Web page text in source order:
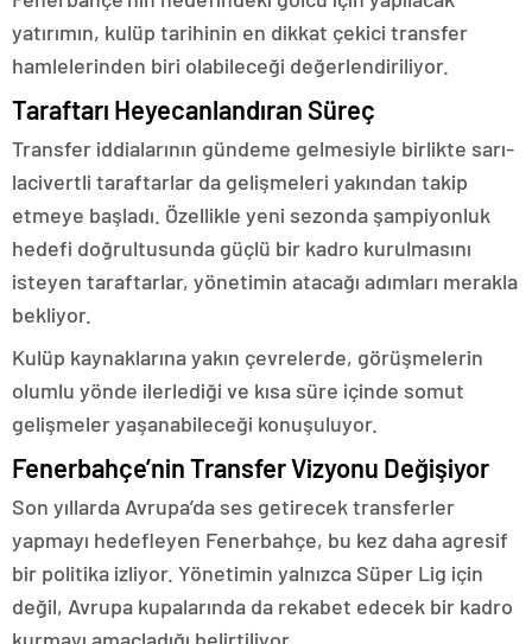
yatırımın, kulüp tarihinin en dikkat çekici transfer
hamlelerinden biri olabileceği değerlendiriliyor.
Taraftarı Heyecanlandıran Süreç
Transfer iddialarının gündeme gelmesiyle birlikte sarı-
lacivertli taraftarlar da gelişmeleri yakından takip
etmeye başladı. Özellikle yeni sezonda şampiyonluk
hedefi doğrultusunda güçlü bir kadro kurulmasını
isteyen taraftarlar, yönetimin atacağı adımları merakla
bekliyor.
Kulüp kaynaklarına yakın çevrelerde, görüşmelerin
olumlu yönde ilerlediği ve kısa süre içinde somut
gelişmeler yaşanabileceği konuşuluyor.
Fenerbahçe’nin Transfer Vizyonu Değişiyor
Son yıllarda Avrupa’da ses getirecek transferler
yapmayı hedefleyen Fenerbahçe, bu kez daha agresif
bir politika izliyor. Yönetimin yalnızca Süper Lig için
değil, Avrupa kupalarında da rekabet edecek bir kadro